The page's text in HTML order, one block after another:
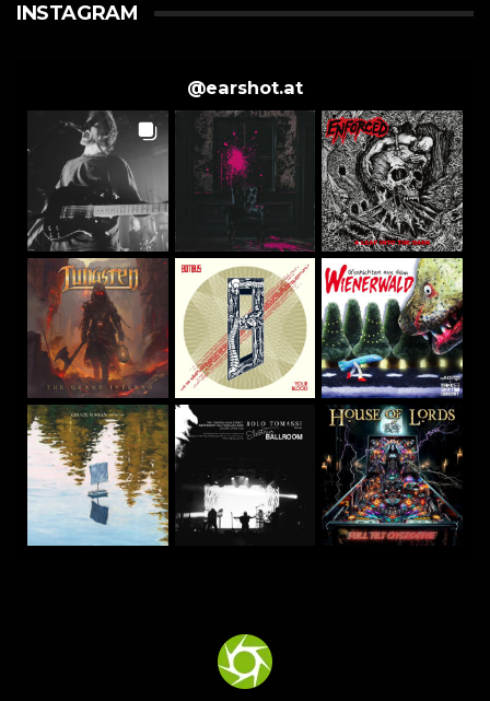
INSTAGRAM
@earshot.at